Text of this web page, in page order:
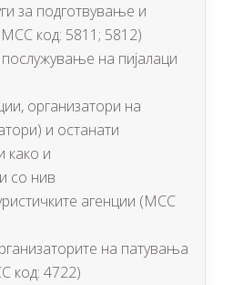
за подготвување и
код: 5811; 5812)
на пијалаци
организатори на
и останати
како и
со нив
агенции (МСС
на патувања
код: 4722)